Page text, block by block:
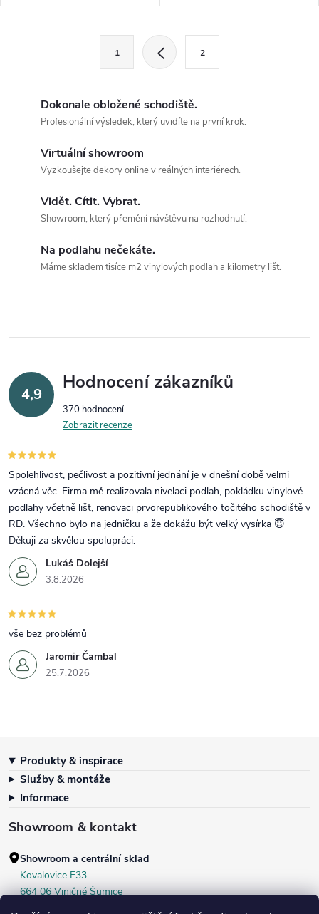
Ovládací prvky výpisu
1 2
Dokonale obložené schodiště.
Profesionální výsledek, který uvidíte na první krok.
Virtuální showroom
Vyzkoušejte dekory online v reálných interiérech.
Vidět. Cítit. Vybrat.
Showroom, který přemění návštěvu na rozhodnutí.
Na podlahu nečekáte.
Máme skladem tisíce m2 vinylových podlah a kilometry lišt.
4,9
Hodnocení zákazníků
370 hodnocení
Zobrazit recenze
Lukáš Dolejší
3.8.2026
Spolehlivost, pečlivost a pozitivní jednání je v dnešní době velmi
vzácná věc. Firma mě realizovala nivelaci podlah, pokládku vinylové
podlahy včetně lišt, renovaci prvorepublikového točitého schodiště v
RD. Všechno bylo na jedničku a že dokážu být velký vysírka 😇
Děkuji za skvělou spolupráci.
Jaromir Čambal
25.7.2026
vše bez problémů
Produkty & inspirace
Služby & montáže
Informace
Showroom & kontakt
Showroom a centrální sklad
Kovalovice E33
664 06 Viničné Šumice